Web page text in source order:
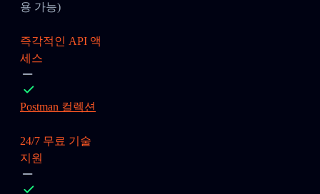
용 가능)
즉각적인 API 액
세스
Postman 컬렉션
24/7 무료 기술
지원